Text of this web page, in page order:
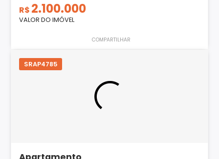
R$ 2.100.000
VALOR DO IMÓVEL
COMPARTILHAR
SRAP4785